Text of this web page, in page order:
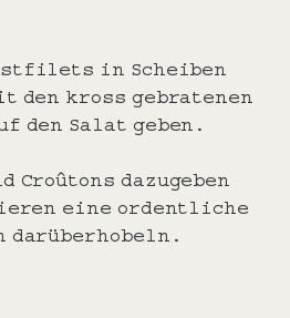
in Scheiben
den kross gebratenen
den Salat geben.
Croûtons dazugeben
eine ordentliche
darüberhobeln.